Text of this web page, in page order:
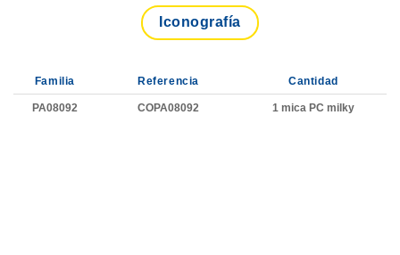
Iconografía
Familia Referencia Cantidad
PA08092 COPA08092 1 mica PC milky